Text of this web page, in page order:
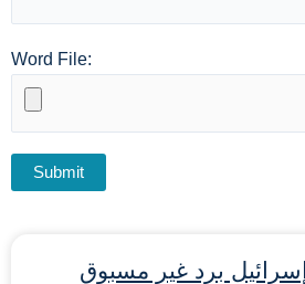
Word File:
برد غير مسبوق